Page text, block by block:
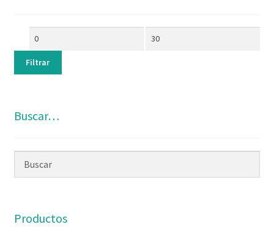
Filtrar
Buscar…
Productos